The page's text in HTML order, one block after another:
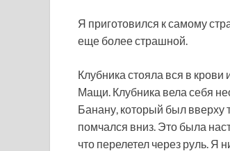
Я приготовился к самому
еще более страшной.
Клубника стояла вся в
Мащи. Клубника вела себя
Банану, который был вверху
помчался вниз. Это была
что перелетел через руль. Я